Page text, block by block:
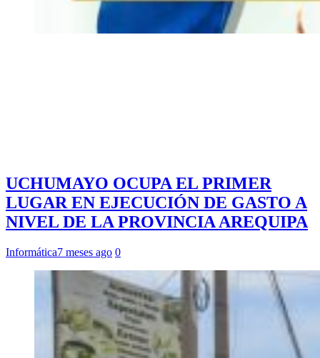
UCHUMAYO OCUPA EL PRIMER
LUGAR EN EJECUCIÓN DE GASTO A
NIVEL DE LA PROVINCIA AREQUIPA
Informática7 meses ago 0